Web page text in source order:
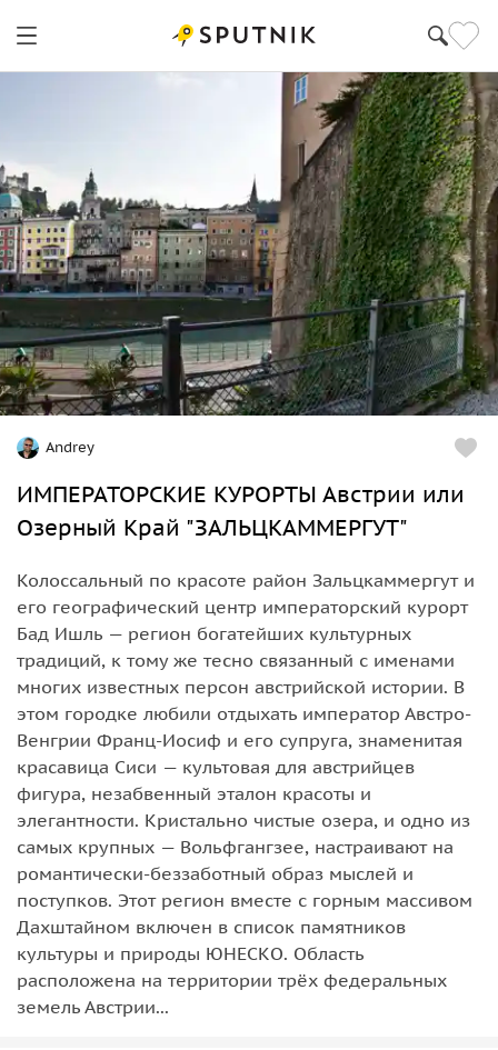
Andrey
ИМПЕРАТОРСКИЕ КУРОРТЫ Австрии или
Озерный Край "ЗАЛЬЦКАММЕРГУТ"
Колоссальный по красоте район Зальцкаммергут и
его географический центр императорский курорт
Бад Ишль — регион богатейших культурных
традиций, к тому же тесно связанный с именами
многих известных персон австрийской истории. В
этом городке любили отдыхать император Австро-
Венгрии Франц-Иосиф и его супруга, знаменитая
красавица Сиси — культовая для австрийцев
фигура, незабвенный эталон красоты и
элегантности. Кристально чистые озера, и одно из
самых крупных — Вольфгангзее, настраивают на
романтически-беззаботный образ мыслей и
поступков. Этот регион вместе с горным массивом
Дахштайном включен в список памятников
культуры и природы ЮНЕСКО. Область
расположена на территории трёх федеральных
земель Австрии...